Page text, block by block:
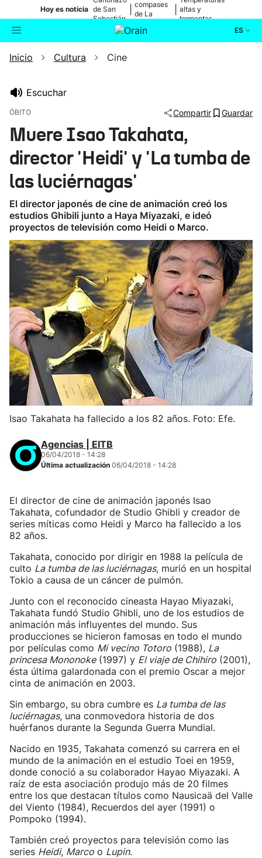
Hoy es noticia de San
Sebastián
compases
de La
altas y
tormentas
ES
Buscador Actualidad
Ikusmiran
Eguraldia
Inicio Cultura Cine
Escuchar
ÓBITO Compartir Guardar
Muere Isao Takahata,
director 'Heidi' y 'La tumba de
las luciérnagas'
El director japonés de cine de animación creó los
estudios Ghibili junto a Haya Miyazaki, e ideó
proyectos de televisión como Heidi o Marco.
Isao Takahata ha fallecido a los 82 años. Foto: Efe.
Agencias | EITB
06/04/2018 - 14:28
Última actualización 06/04/2018 - 14:28
El director de cine de animación japonés Isao
Takahata, cofundador de Studio Ghibli y creador de
series míticas como Heidi y Marco ha fallecido a los
82 años.
Takahata, conocido por dirigir en 1988 la película de
culto La tumba de las luciérnagas, murió en un hospital
Tokio a causa de un cáncer de pulmón.
Junto con el reconocido cineasta Hayao Miyazaki,
Takahata fundó Studio Ghibli, uno de los estudios de
animación más influyentes del mundo. Sus
producciones se hicieron famosas en todo el mundo
por películas como Mi vecino Totoro (1988), La
princesa Mononoke(1997) y El viaje de Chihiro (2001),
ésta última galardonada con el premio Oscar a mejor
cinta de animación en 2003.
Sin embargo, su obra cumbre es La tumba de las
luciérnagas, una conmovedora historia de dos
huérfanos durante la Segunda Guerra Mundial.
Nacido en 1935, Takahata comenzó su carrera en el
mundo de la animación en el estudio Toei en 1959,
donde conoció a su colaborador Hayao Miyazaki. A
raíz de esta asociación produjo más de 20 filmes
entre los que destacan títulos como Nausicaä del Valle
del Viento (1984), Recuerdos del ayer (1991) o
Pompoko (1994).
También creó proyectos para televisión como las
series Heidi, Marco o Lupin.